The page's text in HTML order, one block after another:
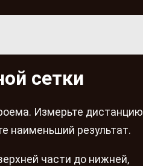
сетки
Измерьте дистанцию
наименьший результат.
части до нижней,